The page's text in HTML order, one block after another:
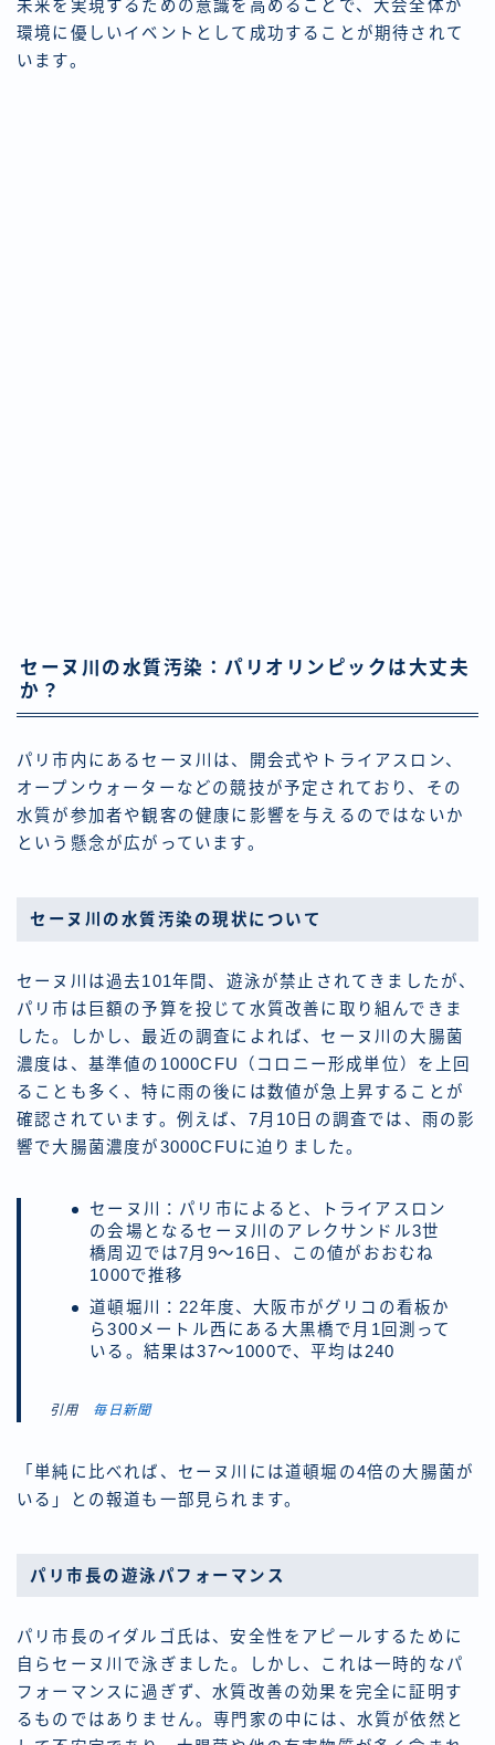
未来を実現するための意識を高めることで、大会全体が
環境に優しいイベントとして成功することが期待されて
います。
セーヌ川の水質汚染：パリオリンピックは大丈夫
か？
パリ市内にあるセーヌ川は、開会式やトライアスロン、
オープンウォーターなどの競技が予定されており、その
水質が参加者や観客の健康に影響を与えるのではないか
という懸念が広がっています。
セーヌ川の水質汚染の現状について
セーヌ川は過去101年間、遊泳が禁止されてきましたが、
パリ市は巨額の予算を投じて水質改善に取り組んできま
した。しかし、最近の調査によれば、セーヌ川の大腸菌
濃度は、基準値の1000CFU（コロニー形成単位）を上回
ることも多く、特に雨の後には数値が急上昇することが
確認されています。例えば、7月10日の調査では、雨の影
響で大腸菌濃度が3000CFUに迫りました。
セーヌ川：パリ市によると、トライアスロン
の会場となるセーヌ川のアレクサンドル3世
橋周辺では7月9～16日、この値がおおむね
1000で推移
道頓堀川：22年度、大阪市がグリコの看板か
ら300メートル西にある大黒橋で月1回測って
いる。結果は37～1000で、平均は240
引用 毎日新聞
「単純に比べれば、セーヌ川には道頓堀の4倍の大腸菌が
いる」との報道も一部見られます。
パリ市長の遊泳パフォーマンス
パリ市長のイダルゴ氏は、安全性をアピールするために
自らセーヌ川で泳ぎました。しかし、これは一時的なパ
フォーマンスに過ぎず、水質改善の効果を完全に証明す
るものではありません。専門家の中には、水質が依然と